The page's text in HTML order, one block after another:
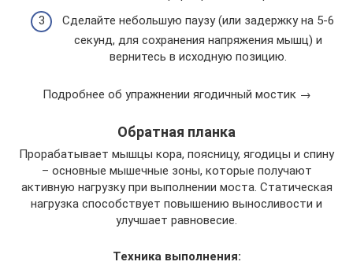
Сделайте небольшую паузу (или задержку на 5-6
секунд, для сохранения напряжения мышц) и
вернитесь в исходную позицию.
Подробнее об упражнении ягодичный мостик →
Обратная планка
Прорабатывает мышцы кора, поясницу, ягодицы и спину
– основные мышечные зоны, которые получают
активную нагрузку при выполнении моста. Статическая
нагрузка способствует повышению выносливости и
улучшает равновесие.
Техника выполнения: